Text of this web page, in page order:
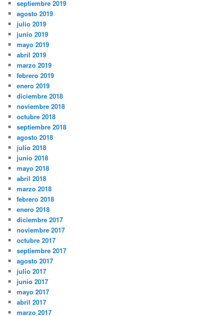
septiembre 2019
agosto 2019
julio 2019
junio 2019
mayo 2019
abril 2019
marzo 2019
febrero 2019
enero 2019
diciembre 2018
noviembre 2018
octubre 2018
septiembre 2018
agosto 2018
julio 2018
junio 2018
mayo 2018
abril 2018
marzo 2018
febrero 2018
enero 2018
diciembre 2017
noviembre 2017
octubre 2017
septiembre 2017
agosto 2017
julio 2017
junio 2017
mayo 2017
abril 2017
marzo 2017